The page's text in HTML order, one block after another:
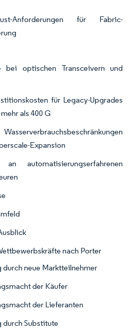
Anforderungen für Fabric-
bei optischen Transceivern und
für Legacy-Upgrades
als 400 G
Expansion
automatisierungserfahrenen
nach Porter
durch neue Marktteilnehmer
der Käufer
der Lieferanten
durch Substitute